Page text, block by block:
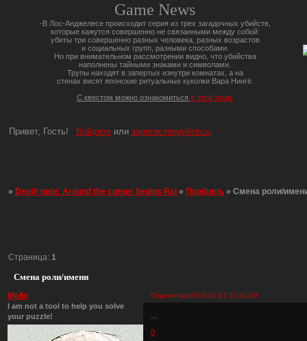
Game News
-В Лос-Анджелесе происходит серия из трех загадочных убийств,
которые кажутся совершенно не связанными между собой:
убиты три совершенно разных человека, разных возрастов
и социальных групп, разными способами.
Но при внимательном рассмотрении видно, что убийства
наполнены тайными знаками и символами.
Трупы находят в запертых изнутри комнатах, а на
стенах висят японские ритуальные куколки Вара Нингё.
С квестом можно ознакомиться в этой теме.
Привет, Гость! Войдитеили зарегистрируйтесь.
»Death note: Around the corner begins Rai »Профиль »Смена роли/
Смена роли/имени
Страница: 1
Поделиться2010-01-17 21:41:29
Mello
I am not a tool to help you solve
your puzzle!
0